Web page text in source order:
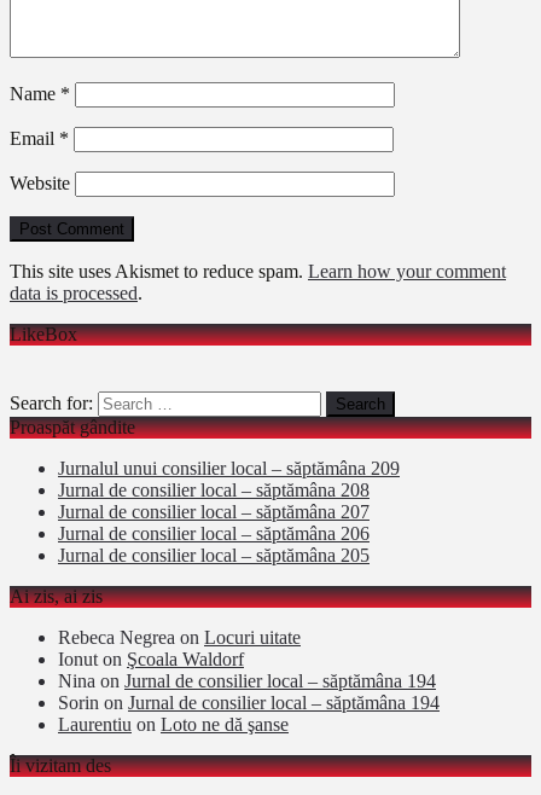
Name *
Email *
Website
This site uses Akismet to reduce spam. Learn how your comment
data is processed.
LikeBox
Search for:
Proaspăt gândite
Jurnalul unui consilier local – săptămâna 209
Jurnal de consilier local – săptămâna 208
Jurnal de consilier local – săptămâna 207
Jurnal de consilier local – săptămâna 206
Jurnal de consilier local – săptămâna 205
Ai zis, ai zis
Rebeca Negrea on Locuri uitate
Ionut on Şcoala Waldorf
Nina on Jurnal de consilier local – săptămâna 194
Sorin on Jurnal de consilier local – săptămâna 194
Laurentiu on Loto ne dă şanse
Îi vizitam des